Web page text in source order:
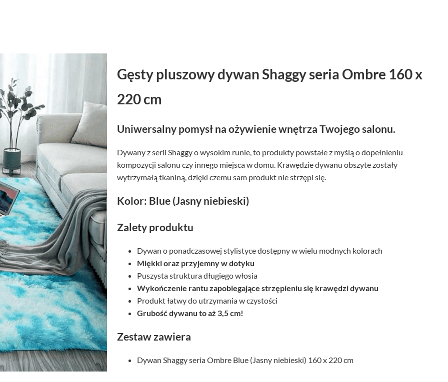
Gęsty pluszowy dywan Shaggy seria Ombre 160 x
220 cm
Uniwersalny pomysł na ożywienie wnętrza Twojego salonu.
Dywany z serii Shaggy o wysokim runie, to produkty powstałe z myślą o dopełnieniu
kompozycji salonu czy innego miejsca w domu. Krawędzie dywanu obszyte zostały
wytrzymałą tkaniną, dzięki czemu sam produkt nie strzępi się.
Kolor: Blue (Jasny niebieski)
Zalety produktu
Dywan o ponadczasowej stylistyce dostępny w wielu modnych kolorach
Miękki oraz przyjemny w dotyku
Puszysta struktura długiego włosia
Wykończenie rantu zapobiegające strzępieniu się krawędzi dywanu
Produkt łatwy do utrzymania w czystości
Grubość dywanu to aż 3,5 cm!
Zestaw zawiera
Dywan Shaggy seria Ombre Blue (Jasny niebieski) 160 x 220 cm